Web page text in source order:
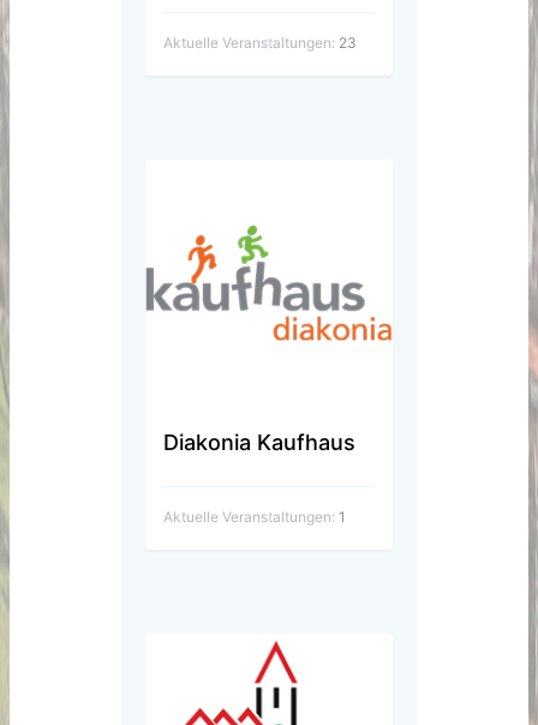
Aktuelle Veranstaltungen: 23
Diakonia Kaufhaus
Aktuelle Veranstaltungen: 1